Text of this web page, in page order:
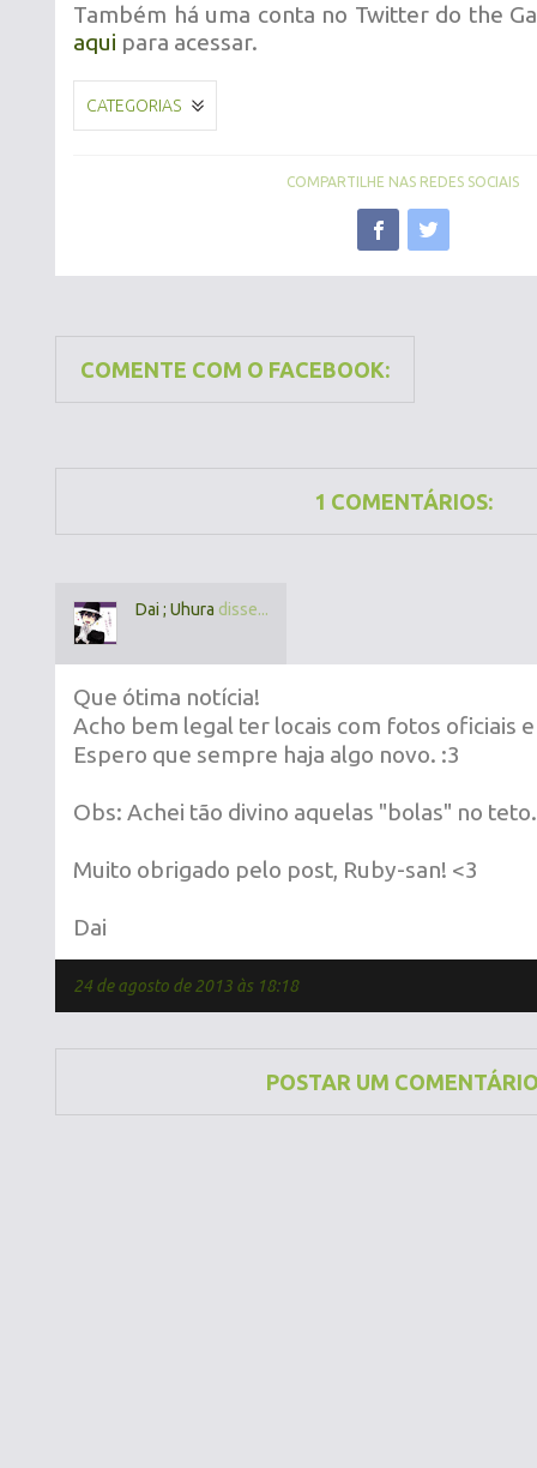
Também há uma conta no Twitter do the
aqui para acessar.
CATEGORIAS
COMPARTILHE NAS REDES SOCIAIS
COMENTE COM O FACEBOOK:
1 COMENTÁRIOS:
Dai ; Uhura disse...
Que ótima notícia!
Acho bem legal ter locais com fotos oficiais
Espero que sempre haja algo novo. :3
Obs: Achei tão divino aquelas "bolas" no
Muito obrigado pelo post, Ruby-san! <3
Dai
24 de agosto de 2013 às 18:18
POSTAR UM